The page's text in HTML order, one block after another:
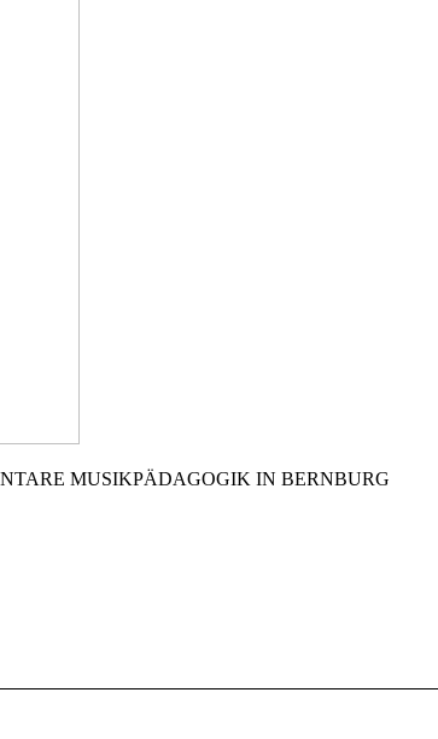
MUSIKPÄDAGOGIK IN BERNBURG